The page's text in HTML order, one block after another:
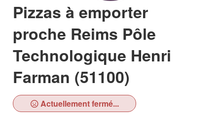
Pizzas à emporter
proche Reims Pôle
Technologique Henri
Farman (51100)
Actuellement fermé...